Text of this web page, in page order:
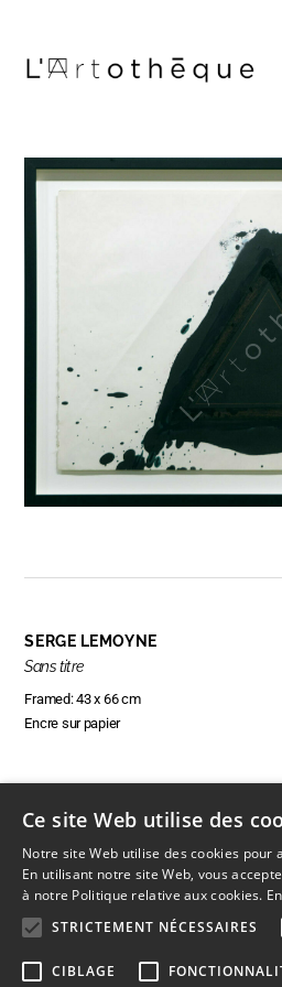
SERGE LEMOYNE
Sans titre
Framed: 43 x 66 cm
Encre sur papier
RÉSERVER CETTE OEUVRE
© 2026 L'Artothèque
Ce site Web utilise des
Notre site Web utilise des cookies
En utilisant notre site Web, vous
à notre Politique relative aux cookies.
STRICTEMENT NÉCESSAIRES
CIBLAGE